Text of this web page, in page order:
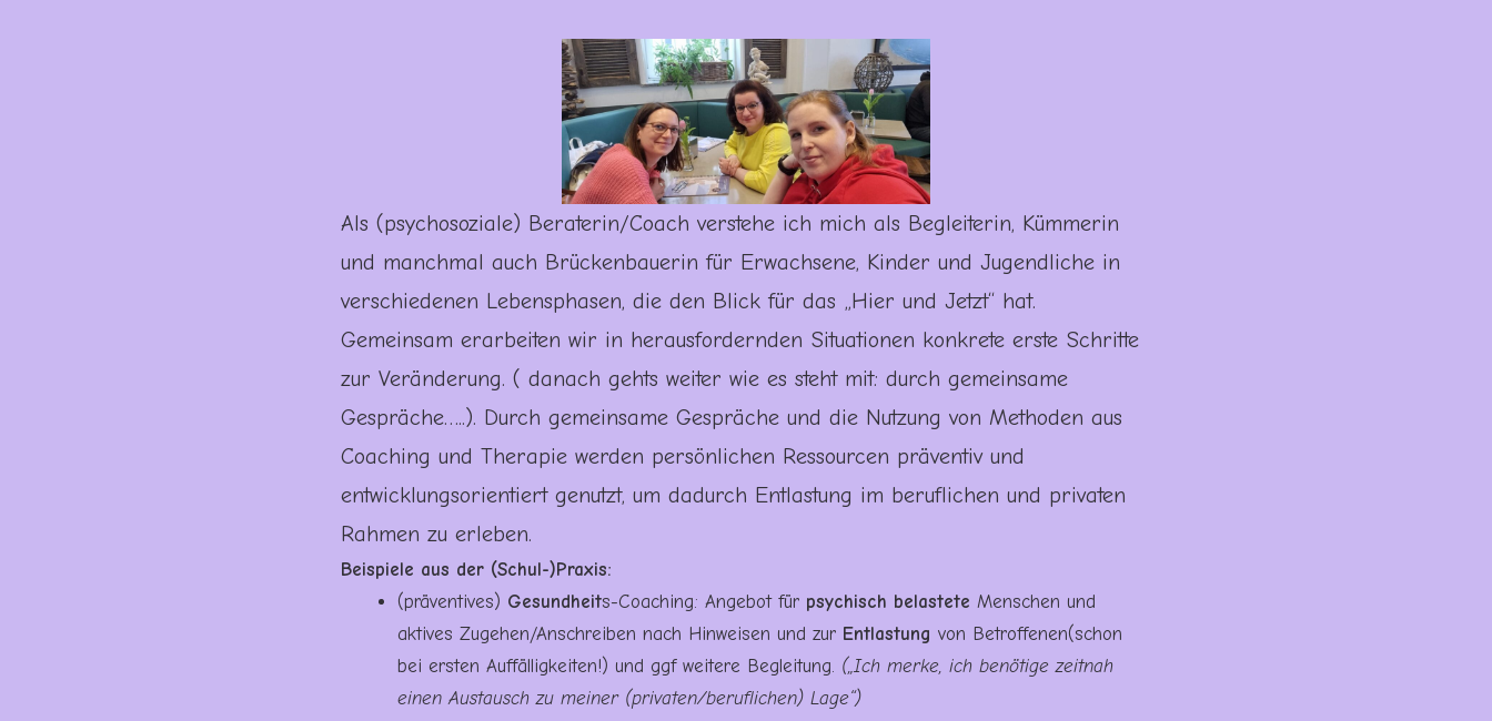
Als (psychosoziale) Beraterin/Coach verstehe ich mich als Begleiterin, Kümmerin
und manchmal auch Brückenbauerin für Erwachsene, Kinder und Jugendliche in
verschiedenen Lebensphasen, die den Blick für das „Hier und Jetzt“ hat.
Gemeinsam erarbeiten wir in herausfordernden Situationen konkrete erste Schritte
zur Veränderung. ( danach gehts weiter wie es steht mit: durch gemeinsame
Gespräche…..). Durch gemeinsame Gespräche und die Nutzung von Methoden aus
Coaching und Therapie werden persönlichen Ressourcen präventiv und
entwicklungsorientiert genutzt, um dadurch Entlastung im beruflichen und privaten
Rahmen zu erleben.
Beispiele aus der (Schul-)Praxis:
(präventives) Gesundheits-Coaching: Angebot für psychisch belastete Menschen und
aktives Zugehen/Anschreiben nach Hinweisen und zur Entlastung von Betroffenen(schon
bei ersten Auffälligkeiten!) und ggf weitere Begleitung. („Ich merke, ich benötige zeitnah
einen Austausch zu meiner (privaten/beruflichen) Lage“)